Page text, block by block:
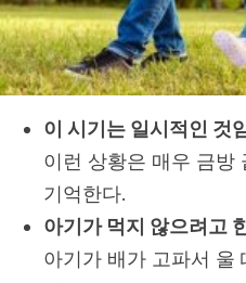
이 시기는 일시적인 것
이런 상황은 매우 금방
기억한다.
아기가 먹지 않으려고
아기가 배가 고파서 울